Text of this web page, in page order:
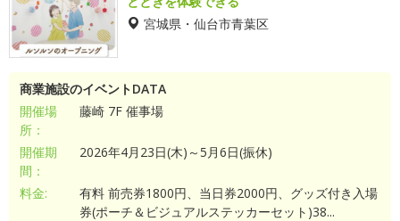
宮城県・仙台市青葉区
商業施設のイベントDATA
開催場
所：
藤崎 7F 催事場
開催期
間：
2026年4月23日(木)～5月6日(振休)
料金:
有料 前売券1800円、当日券2000円、グッズ付き入場
券(ポーチ＆ビジュアルステッカーセット)38...